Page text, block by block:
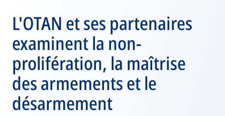
L'OTAN et ses partenaires
examinent la non-
prolifération, la maîtrise
des armements et le
désarmement